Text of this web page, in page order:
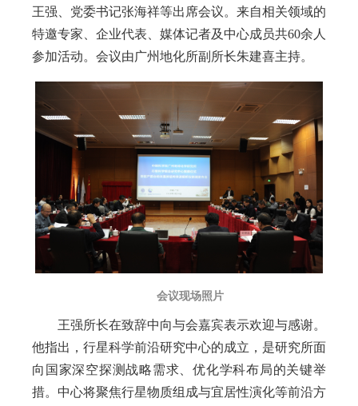
王强、党委书记张海祥等出席会议。来自相关领域的
特邀专家、企业代表、媒体记者及中心成员共60余人
参加活动。会议由广州地化所副所长朱建喜主持。
会议现场照片
王强所长在致辞中向与会嘉宾表示欢迎与感谢。
他指出，行星科学前沿研究中心的成立，是研究所面
向国家深空探测战略需求、优化学科布局的关键举
措。中心将聚焦行星物质组成与宜居性演化等前沿方